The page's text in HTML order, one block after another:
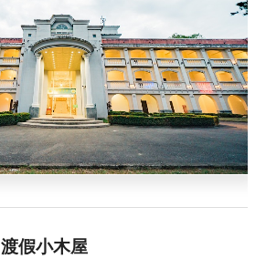
渡假小木屋